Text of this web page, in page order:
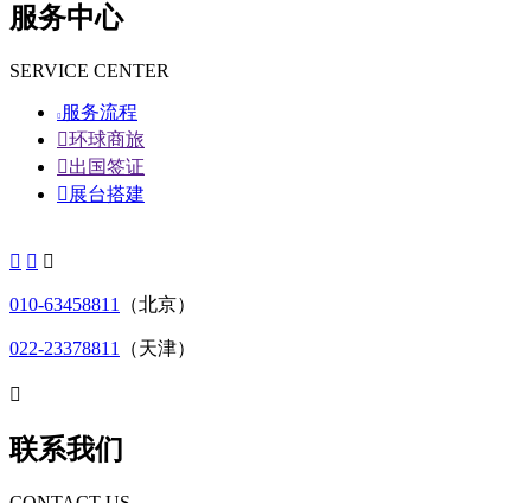
服务中心
SERVICE CENTER
 服务流程
环球商旅
出国签证
 展台搭建
  
010-63458811 （北京）
022-23378811 （天津）

联系我们